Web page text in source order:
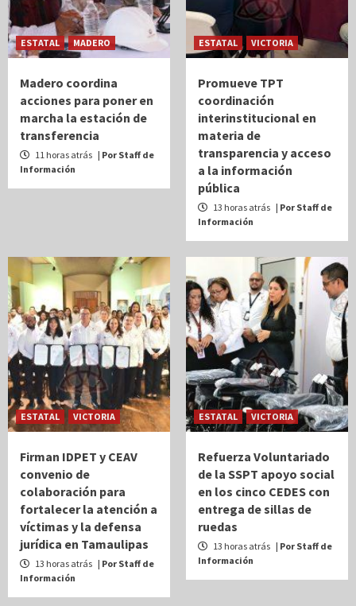
ESTATAL MADERO
Madero coordina
acciones para poner en
marcha la estación de
transferencia
11 horas atrás | Por Staff de
Información
ESTATAL VICTORIA
Promueve TPT
coordinación
interinstitucional en
materia de
transparencia y acceso
a la información
pública
13 horas atrás | Por Staff de
Información
ESTATAL VICTORIA
Firman IDPET y CEAV
convenio de
colaboración para
fortalecer la atención a
víctimas y la defensa
jurídica en Tamaulipas
13 horas atrás | Por Staff de
Información
ESTATAL VICTORIA
Refuerza Voluntariado
de la SSPT apoyo social
en los cinco CEDES con
entrega de sillas de
ruedas
13 horas atrás | Por Staff de
Información